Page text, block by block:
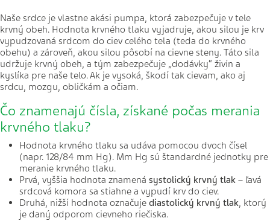
Naše srdce je vlastne akási pumpa, ktorá zabezpečuje v tele
krvný obeh. Hodnota krvného tlaku vyjadruje, akou silou je krv
vypudzovaná srdcom do ciev celého tela (teda do krvného
obehu) a zároveň, akou silou pôsobí na cievne steny. Táto sila
udržuje krvný obeh, a tým zabezpečuje „dodávky“ živín a
kyslíka pre naše telo. Ak je vysoká, škodí tak cievam, ako aj
srdcu, mozgu, obličkám a očiam.
Čo znamenajú čísla, získané počas merania
krvného tlaku?
Hodnota krvného tlaku sa udáva pomocou dvoch čísel
(napr. 128/84 mm Hg). Mm Hg sú štandardné jednotky pre
meranie krvného tlaku.
Prvá, vyššia hodnota znamená systolický krvný tlak – ľavá
srdcová komora sa stiahne a vypudí krv do ciev.
Druhá, nižší hodnota označuje diastolický krvný tlak, ktorý
je daný odporom cievneho riečiska.